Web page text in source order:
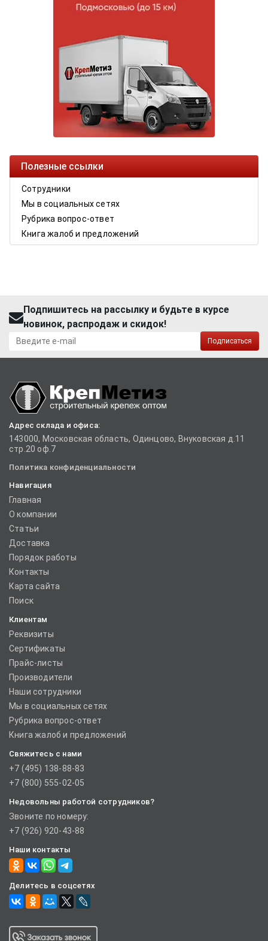
Полезные ссылки
Сотрудники
Мы в социальных сетях
Рубрика вопрос-ответ
Книга жалоб и предложений
Подпишитесь на рассылку и будьте в курсе
новинок, распродаж и скидок!
Подписаться
Адрес склада и офиса:
143000, Московская область, Одинцово, Внуковская д.11
стр.20 оф.7
Политика конфиденциальности
Навигация
Главная
О компании
Статьи
Доставка
Порядок работы
Контакты
Карта сайта
Поиск
Клиентам
Реквизиты
Сертификаты
Прайс-листы
Производители
Наши сотрудники
Мы в социальных сетях
Рубрика вопрос-ответ
Книга жалоб и предложений
Свяжитесь с нами
+7 (495) 138-88-83
+7 (800) 555-02-05
Недовольны работой сотрудников?
Звоните по номеру:
+7 (926) 920-43-88
Наши контакты
Делитесь в соцсетях